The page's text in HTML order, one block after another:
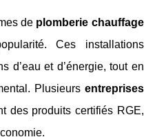
de plomberie chauffage
Ces installations
d’eau et d’énergie, tout en
Plusieurs entreprises
des produits certifiés RGE,